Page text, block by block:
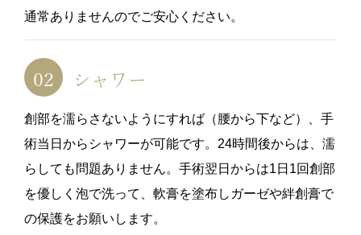
通常ありませんのでご安心ください。
シャワー
創部を濡らさないようにすれば（腰から下など）、手
術当日からシャワーが可能です。24時間後からは、濡
らしても問題ありません。手術翌日からは1日1回創部
を優しく泡で洗って、軟膏を塗布しガーゼや絆創膏で
の保護をお願いします。